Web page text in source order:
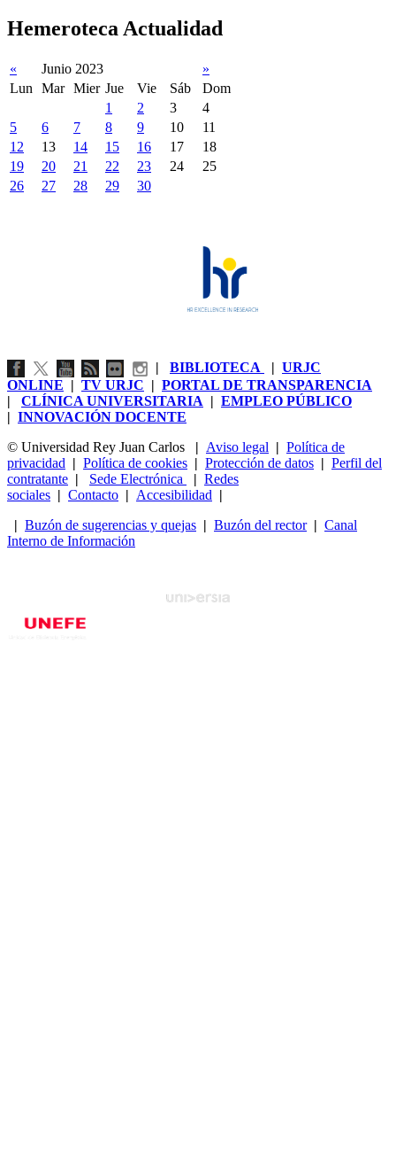
Hemeroteca Actualidad
« Junio 2023
»
Lun
Mar Mier Jue Vie Sáb
Dom
1
2 3
4
5
6 7 8 9 10
11
12
13 14 15 16 17
18
19
20 21 22 23 24
25
26
27 28 29 30
| BIBLIOTECA | URJC
ONLINE | TV URJC | PORTAL DE TRANSPARENCIA
| CLÍNICA UNIVERSITARIA | EMPLEO PÚBLICO
| INNOVACIÓN DOCENTE
© Universidad Rey Juan Carlos
| Aviso legal | Política de
privacidad | Política de cookies | Protección de datos | Perfil del
contratante | Sede Electrónica | Redes
sociales | Contacto | Accesibilidad |
| Buzón de sugerencias y quejas | Buzón del rector| Canal
Interno de Información